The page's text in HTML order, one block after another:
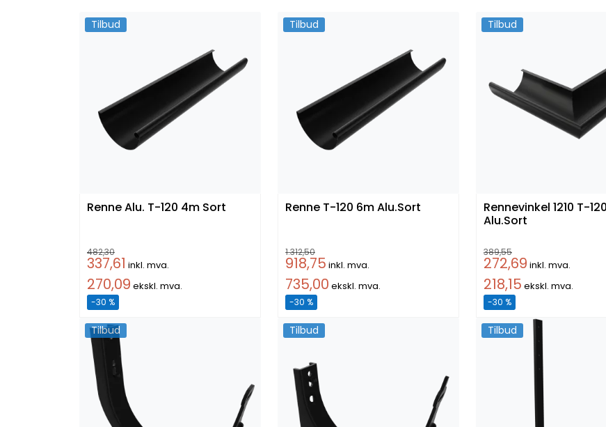
Tilbud
Renne Alu. T-120 4m Sort
482,30
337,61 inkl. mva.
270,09 ekskl. mva.
-30 %
Tilbud
Renne T-120 6m Alu.Sort
1.312,50
918,75 inkl. mva.
735,00 ekskl. mva.
-30 %
Tilbud
Rennevinkel 1210 T-120 Ytter
Alu.Sort
389,55
272,69 inkl. mva.
218,15 ekskl. mva.
-30 %
Tilbud Tilbud Tilbud